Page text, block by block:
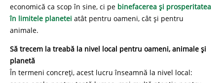
economică ca scop în sine, ci pe binefacerea și prosperitatea
în limitele planetei atât pentru oameni, cât și pentru
animale.
Să trecem la treabă la nivel local pentru oameni, animale și
planetă
În termeni concreți, acest lucru înseamnă la nivel local: